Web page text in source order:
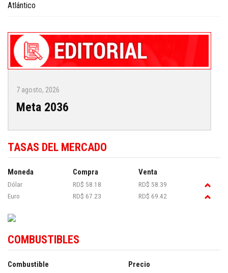
Atlántico
7 agosto, 2026
Meta 2036
TASAS DEL MERCADO
Moneda Compra Venta
Dólar RD$ 58.18
RD$ 58.39
Euro
RD$ 67.23 RD$ 69.42
COMBUSTIBLES
Combustible Precio